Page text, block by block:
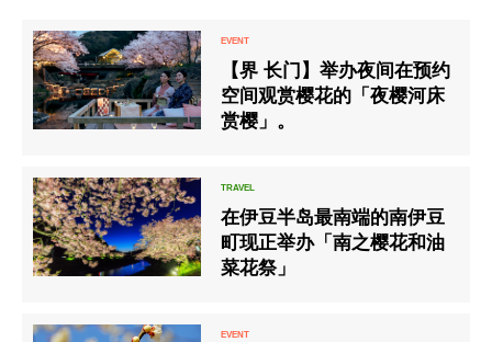
【界 长门】举办夜间在预约
空间观赏樱花的「夜樱河床
赏樱」。
在伊豆半岛最南端的南伊豆
町现正举办「南之樱花和油
菜花祭」